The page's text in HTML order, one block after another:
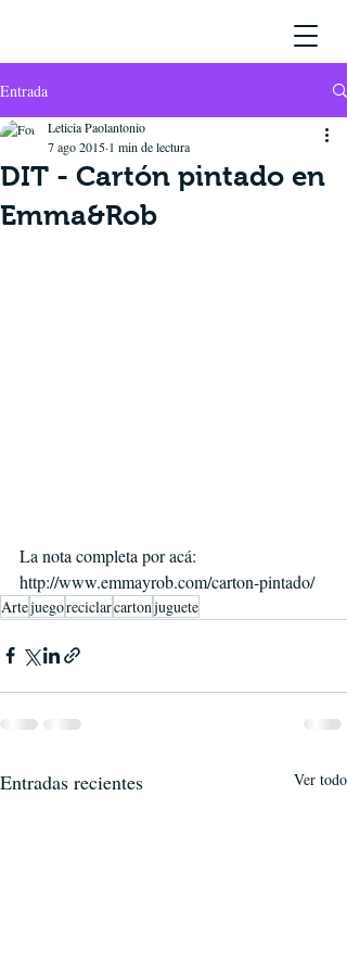
Entrada
DIT - Cartón pintado en
Emma&Rob
Leticia Paolantonio
7 ago 2015 1 min de lectura
La nota completa por acá:
http://www.emmayrob.com/carton-pintado/
Artejuegoreciclarcartonjuguete
Entradas recientes Ver todo